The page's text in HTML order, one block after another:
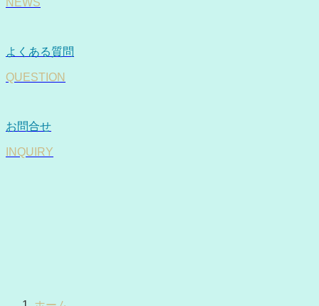
NEWS
よくある質問
QUESTION
お問合せ
INQUIRY